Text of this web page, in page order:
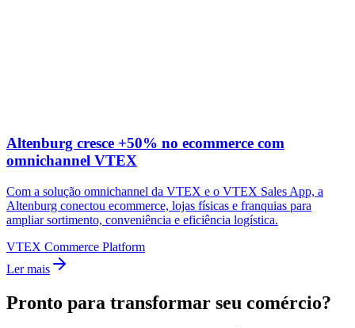
Altenburg cresce +50% no ecommerce com
omnichannel VTEX
Com a solução omnichannel da VTEX e o VTEX Sales App, a
Altenburg conectou ecommerce, lojas físicas e franquias para
ampliar sortimento, conveniência e eficiência logística.
VTEX Commerce Platform
Ler mais
Pronto para transformar seu comércio?